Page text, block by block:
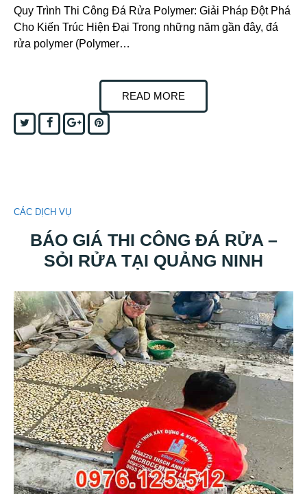
Quy Trình Thi Công Đá Rửa Polymer: Giải Pháp Đột Phá
Cho Kiến Trúc Hiện Đại Trong những năm gần đây, đá
rửa polymer (Polymer…
READ MORE
TwitterFacebookGoogle+Pinterest
CÁC DỊCH VỤ
BÁO GIÁ THI CÔNG ĐÁ RỬA –
SỎI RỬA TẠI QUẢNG NINH